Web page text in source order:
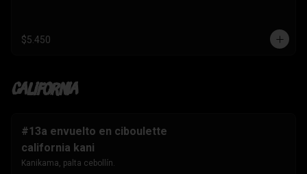
$5.450
California
#13a envuelto en ciboulette
california kani
Kanikama, palta cebollín.